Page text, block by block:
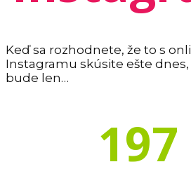
Keď sa rozhodnete, že to s
Instagramu skúsite ešte dnes,
bude len…
197